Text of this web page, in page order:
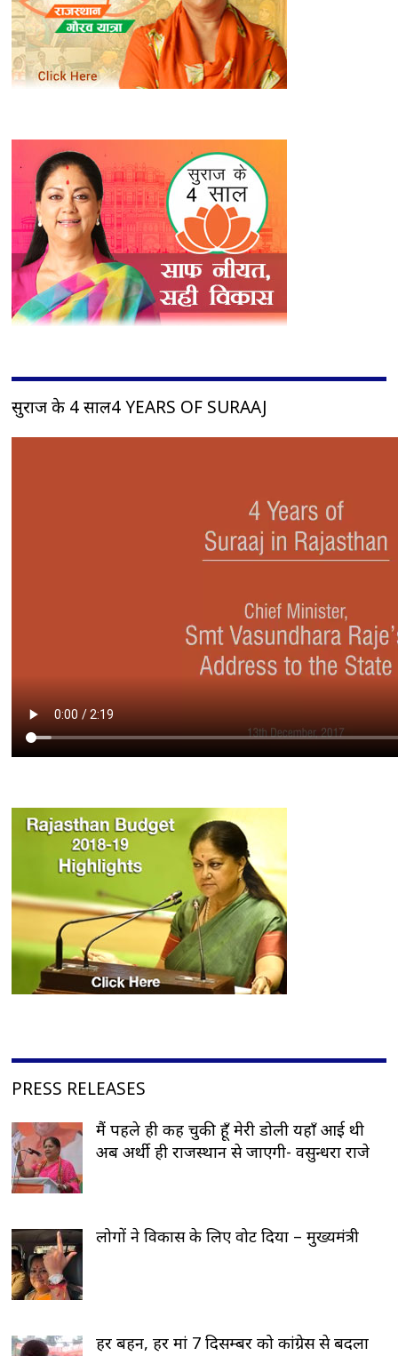
सुराज के 4 साल4 YEARS OF SURAAJ
PRESS RELEASES
मैं पहले ही कह चुकी हूँ मेरी डोली यहाँ आई थी
अब अर्थी ही राजस्थान से जाएगी- वसुन्धरा राजे
लोगों ने विकास के लिए वोट दिया – मुख्यमंत्री
हर बहन, हर मां 7 दिसम्बर को कांग्रेस से बदला